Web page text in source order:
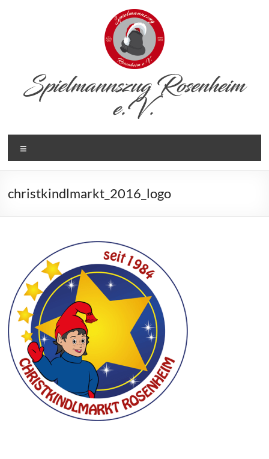
Spielmannszug Rosenheim
e.V.
christkindlmarkt_2016_logo